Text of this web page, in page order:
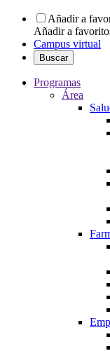
Añadir a
Añadir a
Campus virtual
Buscar
Programas
Área